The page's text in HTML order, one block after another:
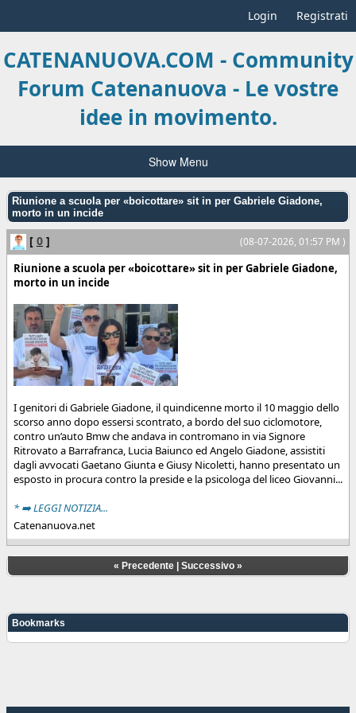
Login Registrati
CATENANUOVA.COM - Community
Forum Catenanuova - Le vostre
idee in movimento.
Show Menu
Riunione a scuola per «boicottare» sit in per Gabriele Giadone,
morto in un incide
(08-07-2026, 01:57 PM )
[ 0 ]
Riunione a scuola per «boicottare» sit in per Gabriele Giadone,
morto in un incide
I genitori di Gabriele Giadone, il quindicenne morto il 10 maggio dello
scorso anno dopo essersi scontrato, a bordo del suo ciclomotore,
contro un’auto Bmw che andava in contromano in via Signore
Ritrovato a Barrafranca, Lucia Baiunco ed Angelo Giadone, assistiti
dagli avvocati Gaetano Giunta e Giusy Nicoletti, hanno presentato un
esposto in procura contro la preside e la psicologa del liceo Giovanni...
* ➡️ LEGGI NOTIZIA...
Catenanuova.net
« Precedente Successivo »
Bookmarks